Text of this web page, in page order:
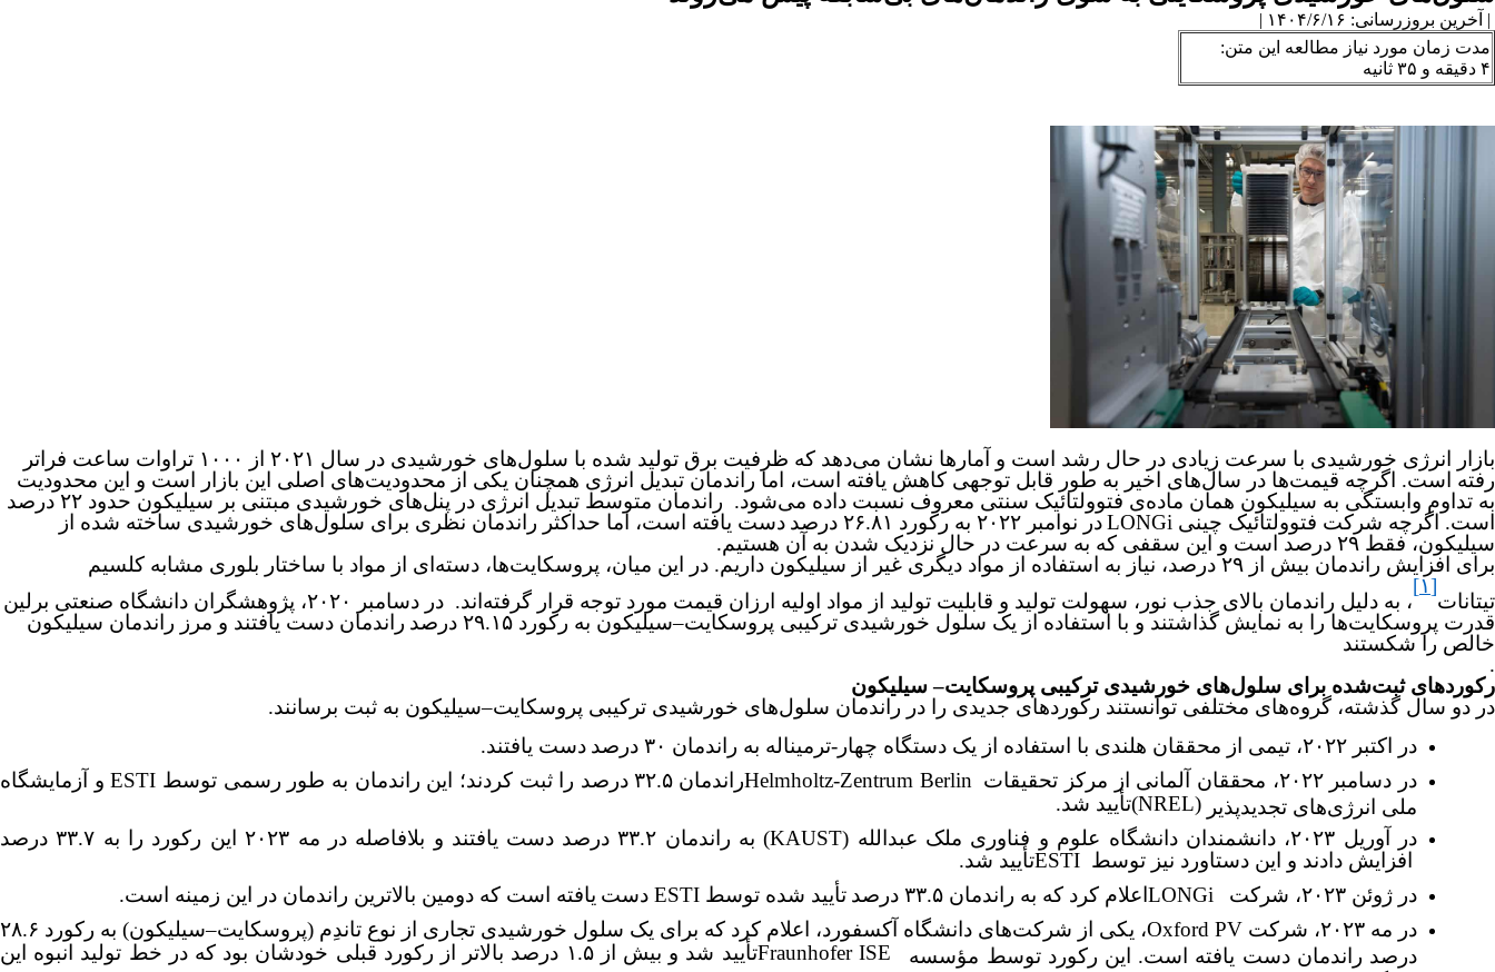
| آخرین بروزرسانی: ۱۴۰۴/۶/۱۶ |
مدت زمان مورد نیاز مطالعه این متن:
۴ دقیقه و ۳۵ ثانیه
بازار انرژی خورشیدی با سرعت زیادی در حال رشد است و آمارها نشان می‌دهد که ظرفیت برق تولید شده با سلول‌های خورشیدی در سال ۲۰۲۱ از ۱۰۰۰ تراوات ساعت فراتر
رفته است. اگرچه قیمت‌ها در سال‌های اخیر به طور قابل توجهی کاهش یافته است، اما راندمان تبدیل انرژی همچنان یکی از محدودیت‌های اصلی این بازار است و این محدودیت
به تداوم وابستگی به سیلیکون همان ماده‌ی فتوولتائیک سنتی معروف نسبت داده می‌شود. راندمان متوسط تبدیل انرژی در پنل‌های خورشیدی مبتنی بر سیلیکون حدود ۲۲ درصد
است. اگرچه شرکت فتوولتائیک چینی LONGiدر نوامبر ۲۰۲۲ به رکورد ۲۶.۸۱ درصد
دست یافته است، اما حداکثر راندمان نظری برای سلول‌های خورشیدی ساخته شده از
سیلیکون، فقط ۲۹ درصد است و این سقفی که به سرعت در حال نزدیک شدن به آن هستیم
.
برای افزایش راندمان بیش از ۲۹ درصد، نیاز به استفاده از مواد دیگری غیر از سیلیکون داریم. در این میان، پروسکایت‌ها، دسته‌ای از مواد با ساختار بلوری مشابه کلسیم
تیتانات
[۱]
، به دلیل راندمان بالای جذب نور، سهولت تولید و قابلیت تولید از مواد اولیه ارزان قیمت مورد توجه قرار گرفته‌اند. در دسامبر ۲۰۲۰، پژوهشگران دانشگاه صنعتی برلین
قدرت پروسکایت‌ها را به نمایش گذاشتند و با استفاده از یک سلول خورشیدی ترکیبی پروسکایت–سیلیکون به رکورد ۲۹.۱۵ درصد
راندمان دست یافتند و مرز راندمان سیلیکون
خالص را شکستند
.
رکوردهای ثبت‌شده برای سلول‌های خورشیدی ترکیبی پروسکایت–سیلیکون
در دو سال گذشته، گروه‌های مختلفی توانستند رکوردهای جدیدی را در راندمان سلول‌های خورشیدی ترکیبی پروسکایت–سیلیکون به ثبت برسانند.
در اکتبر ۲۰۲۲، تیمی از محققان هلندی با استفاده از یک دستگاه چهار-ترمیناله به راندمان ۳۰ درصد
دست یافتند.
در دسامبر ۲۰۲۲، محققان آلمانی از مرکز تحقیقات
Helmholtz-Zentrum Berlinراندمان ۳۲.۵ درصد را ثبت کردند؛ این راندمان به طور رسمی توسط ESTIو آزمایشگاه
ملی انرژی‌های تجدیدپذیر (NREL)تأیید شد.
در آوریل ۲۰۲۳، دانشمندان دانشگاه علوم و فناوری ملک عبدالله
(KAUST) به راندمان ۳۳.۲ درصد
دست یافتند و بلافاصله در مه ۲۰۲۳ این رکورد را به ۳۳.۷ درصد
افزایش دادند و این دستاورد نیز توسط ESTIتأیید شد.
در ژوئن ۲۰۲۳، شرکت
LONGi اعلام کرد که به راندمان ۳۳.۵ درصد تأیید شده توسط ESTI دست یافته است که دومین بالاترین راندمان در این زمینه است.
در مه ۲۰۲۳، شرکت
Oxford PV، یکی از شرکت‌های دانشگاه آکسفورد، اعلام کرد که برای یک سلول خورشیدی تجاری از نوع تاندِم (پروسکایت– سیلیکون) به رکورد ۲۸.۶
درصد راندمان دست یافته است. این رکورد توسط مؤسسه Fraunhofer ISE تأیید شد و بیش از ۱.۵ درصد بالاتر از رکورد قبلی خودشان بود که در خط تولید انبوه این